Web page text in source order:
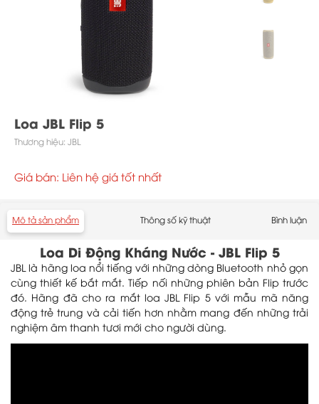
Loa JBL Flip 5
Thương hiệu: JBL
Giá bán: Liên hệ giá tốt nhất
Mô tả sản phẩm Thông số kỹ thuật Bình luận
Loa Di Động Kháng Nước - JBL Flip 5
JBL là hãng loa nổi tiếng với những dòng Bluetooth nhỏ gọn
cùng thiết kế bắt mắt. Tiếp nối những phiên bản Flip trước
đó. Hãng đã cho ra mắt loa JBL Flip 5 với mẫu mã năng
động trẻ trung và cải tiến hơn nhằm mang đến những trải
nghiệm âm thanh tươi mới cho người dùng.